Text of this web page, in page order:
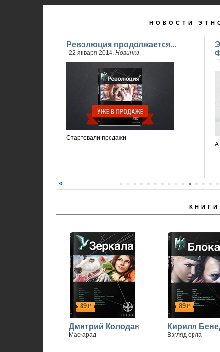
НОВОСТИ
Революция продолжается...
22 января 2014, Новинки
Стартовали продажи
А
КНИГИ
89р
Дмитрий Колодан
Маскарад
89р
Кирилл
Взгляд орла